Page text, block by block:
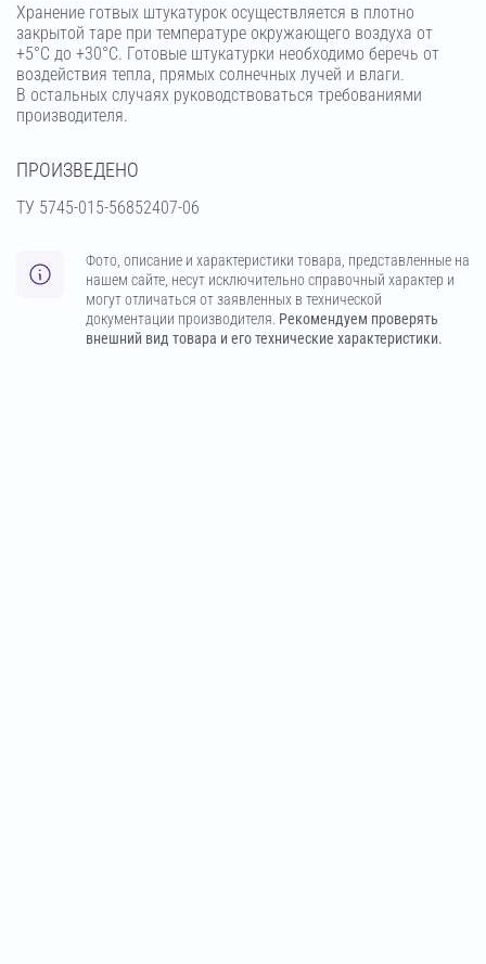
Хранение готвых штукатурок осуществляется в плотно
закрытой таре при температуре окружающего воздуха от
+5°С до +30°С. Готовые штукатурки необходимо беречь от
воздействия тепла, прямых солнечных лучей и влаги.
В остальных случаях руководствоваться требованиями
производителя.
ПРОИЗВЕДЕНО
ТУ 5745-015-56852407-06
Фото, описание и характеристики товара, представленные на
нашем сайте, несут исключительно справочный характер и
могут отличаться от заявленных в технической
документации производителя. Рекомендуем проверять
внешний вид товара и его технические характеристики.